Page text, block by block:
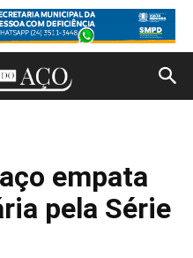
empata
pela Série